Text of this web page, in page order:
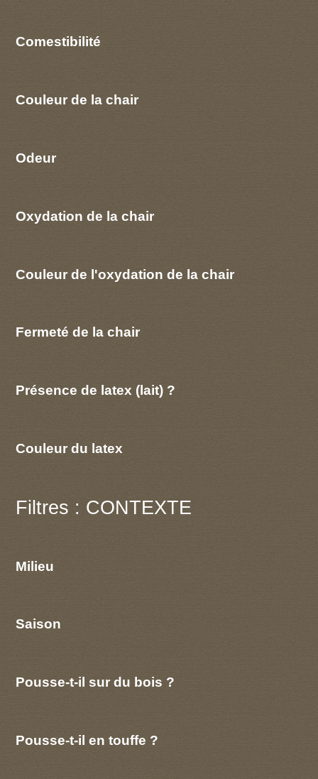
Comestibilité
Couleur de la chair
Odeur
Oxydation de la chair
Couleur de l'oxydation de la chair
Fermeté de la chair
Présence de latex (lait) ?
Couleur du latex
Filtres : CONTEXTE
Milieu
Saison
Pousse-t-il sur du bois ?
Pousse-t-il en touffe ?